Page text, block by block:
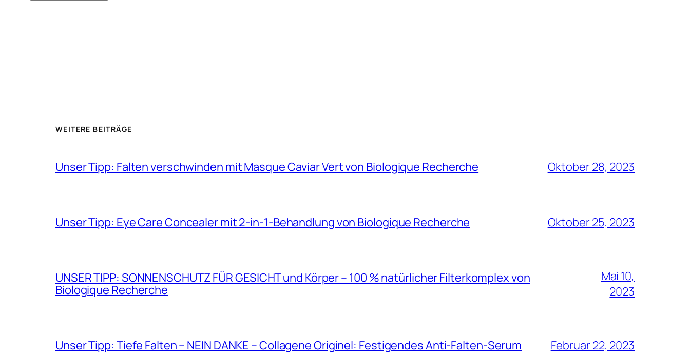
WEITERE BEITRÄGE
Unser Tipp: Falten verschwinden mit Masque Caviar Vert von Biologique Recherche Oktober 28, 2023
Unser Tipp: Eye Care Concealer mit 2-in-1-Behandlung von Biologique Recherche Oktober 25, 2023
UNSER TIPP: SONNENSCHUTZ FÜR GESICHT und Körper – 100 % natürlicher Filterkomplex von
Biologique Recherche
Mai 10,
2023
Unser Tipp: Tiefe Falten – NEIN DANKE – Collagene Originel: Festigendes Anti-Falten-Serum Februar 22, 2023